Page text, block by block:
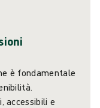
è fondamentale
accessibili e